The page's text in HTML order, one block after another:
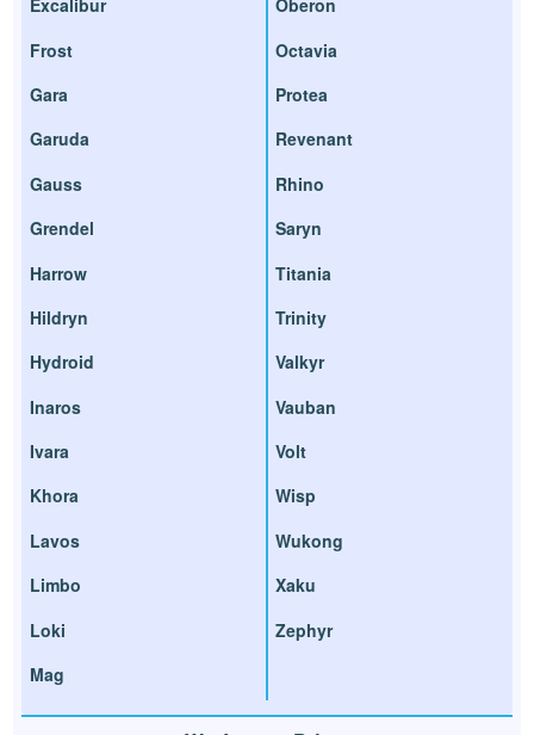
Excalibur
Frost
Gara
Garuda
Gauss
Grendel
Harrow
Hildryn
Hydroid
Inaros
Ivara
Khora
Lavos
Limbo
Loki
Mag
Oberon
Octavia
Protea
Revenant
Rhino
Saryn
Titania
Trinity
Valkyr
Vauban
Volt
Wisp
Wukong
Xaku
Zephyr